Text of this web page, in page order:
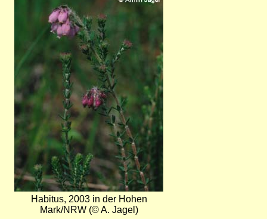
Habitus, 2003 in der Hohen
Mark/NRW (© A. Jagel)